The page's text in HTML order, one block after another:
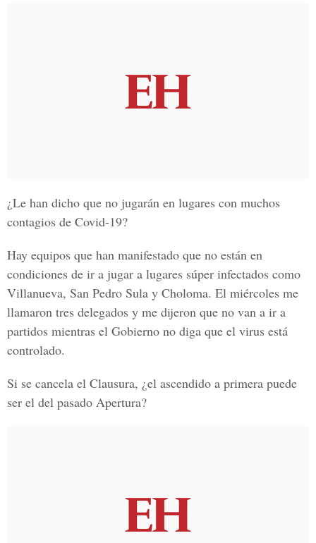
¿Le han dicho que no jugarán en lugares con muchos
contagios de Covid-19?
Hay equipos que han manifestado que no están en
condiciones de ir a jugar a lugares súper infectados como
Villanueva, San Pedro Sula y Choloma. El miércoles me
llamaron tres delegados y me dijeron que no van a ir a
partidos mientras el Gobierno no diga que el virus está
controlado.
Si se cancela el Clausura, ¿el ascendido a primera puede
ser el del pasado Apertura?